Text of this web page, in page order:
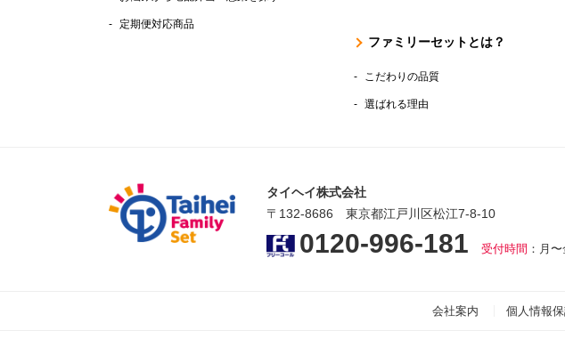
定期便対応商品
ファミリーセットとは？
こだわりの品質
選ばれる理由
タイヘイ株式会社
〒132-8686 東京都江戸川区松江7-8-10
0120-996-181 受付時間 ：月
会社案内 個人情報